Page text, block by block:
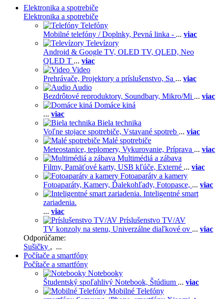
Elektronika a spotrebiče
Elektronika a spotrebiče
Telefóny
Mobilné telefóny / Doplnky, Pevná linka - ... viac
Televízory
Android & Google TV, OLED TV, QLED, Neo
QLED T ... viac
Video
Prehrávače, Projektory a príslušenstvo, Sa ... viac
Audio
Bezdrôtové reproduktory, Soundbary, Mikro/Mi ... viac
Domáce kiná
... viac
Biela technika
Voľne stojace spotrebiče, Vstavané spotreb ... viac
Malé spotrebiče
Meteostanice, teplomery, Vykurovanie, Príprava ... viac
Multimédiá a zábava
Filmy, Pamäťové karty, USB kľúče, Externé ... viac
Fotoaparáty a kamery
Fotoaparáty, Kamery, Ďalekohľady, Fotopasce, ... viac
Inteligentné smart
zariadenia.
... viac
Príslušenstvo TV/AV
TV konzoly na stenu, Univerzálne diaľkové ov ... viac
Odporúčame:
Sušičky , ...
Počítače a smartfóny
Počítače a smartfóny
Notebooky
Študentský spoľahlivý Notebook, Štúdium ... viac
Mobilné Telefóny